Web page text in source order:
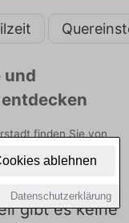
ablehnen
Datenschutzerklärung
und
finden Sie von
von Top-
gibt es keine